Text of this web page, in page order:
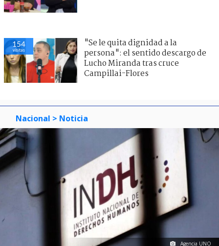
154
visitas
"Se le quita dignidad a la
persona": el sentido descargo de
Lucho Miranda tras cruce
Campillai-Flores
Nacional > Noticia
Agencia UNO